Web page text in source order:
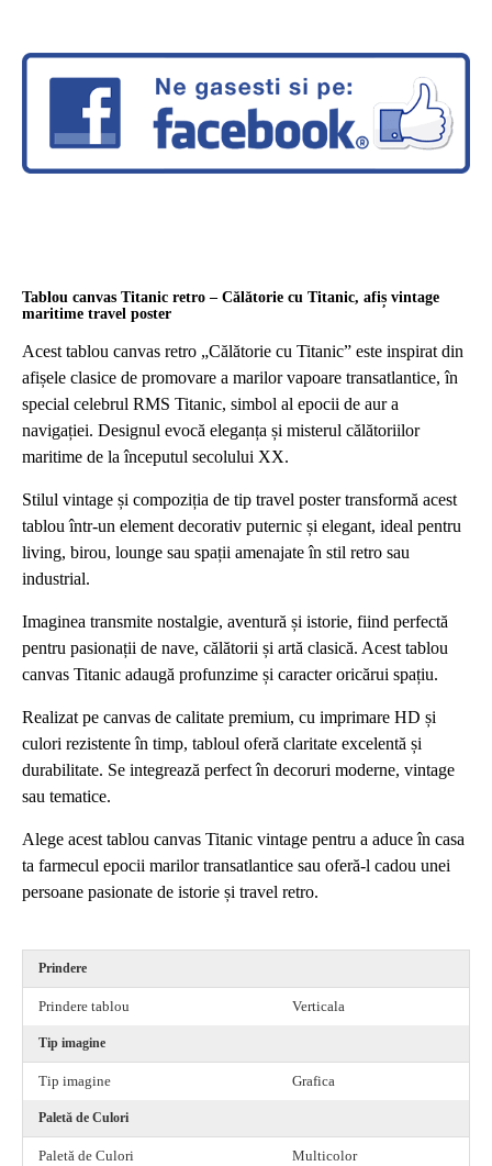
Tablou canvas Titanic retro – Călătorie cu Titanic, afiș vintage
maritime travel poster
Acest tablou canvas retro „Călătorie cu Titanic” este inspirat din
afișele clasice de promovare a marilor vapoare transatlantice, în
special celebrul RMS Titanic, simbol al epocii de aur a
navigației. Designul evocă eleganța și misterul călătoriilor
maritime de la începutul secolului XX.
Stilul vintage și compoziția de tip travel poster transformă acest
tablou într-un element decorativ puternic și elegant, ideal pentru
living, birou, lounge sau spații amenajate în stil retro sau
industrial.
Imaginea transmite nostalgie, aventură și istorie, fiind perfectă
pentru pasionații de nave, călătorii și artă clasică. Acest tablou
canvas Titanic adaugă profunzime și caracter oricărui spațiu.
Realizat pe canvas de calitate premium, cu imprimare HD și
culori rezistente în timp, tabloul oferă claritate excelentă și
durabilitate. Se integrează perfect în decoruri moderne, vintage
sau tematice.
Alege acest tablou canvas Titanic vintage pentru a aduce în casa
ta farmecul epocii marilor transatlantice sau oferă-l cadou unei
persoane pasionate de istorie și travel retro.
Prindere
Prindere tablou Verticala
Tip imagine
Tip imagine Grafica
Paletă de Culori
Paletă de Culori Multicolor